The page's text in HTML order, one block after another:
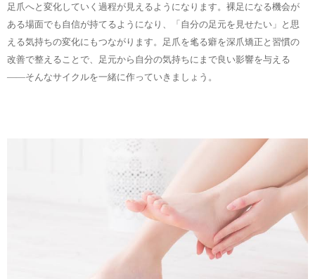
足爪へと変化していく過程が見えるようになります。裸足になる機会が
ある場面でも自信が持てるようになり、「自分の足元を見せたい」と思
える気持ちの変化にもつながります。足爪を毟る癖を深爪矯正と習慣の
改善で整えることで、足元から自分の気持ちにまで良い影響を与える
――そんなサイクルを一緒に作っていきましょう。